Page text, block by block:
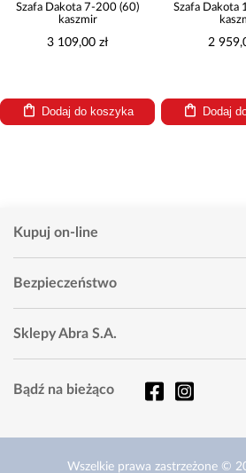
Szafa Dakota 7-200 (60)
kaszmir
3 109,00 zł
Dodaj do koszyka
Szafa Dakota
2
Dodaj
Kupuj on-line
Bezpieczeństwo
Sklepy Abra S.A.
Bądź na bieżąco
Wszelkie prawa zastrzeżone ©